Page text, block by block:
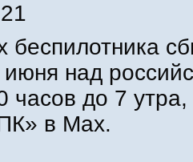
беспилотника
над
часов до 7
в Max.